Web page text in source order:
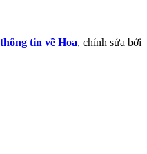
tin về Hoa, chỉnh sửa bởi